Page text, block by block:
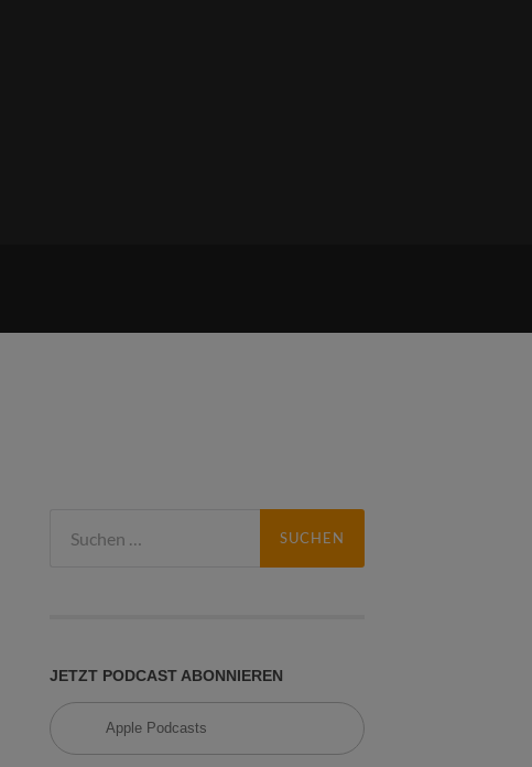
n
c
h
JETZT PODCAST ABONNIEREN
Apple Podcasts